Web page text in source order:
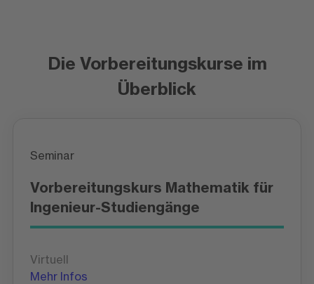
Die Vorbereitungskurse im
Überblick
Seminar
Vorbereitungskurs Mathematik für
Ingenieur-Studiengänge
Virtuell
Mehr Infos